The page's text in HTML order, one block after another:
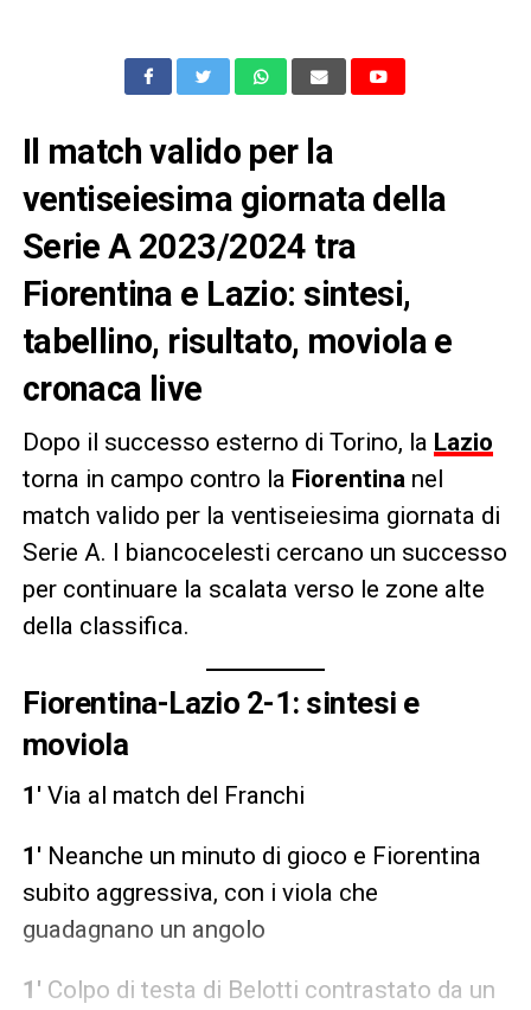
Il match valido per la
ventiseiesima giornata della
Serie A 2023/2024 tra
Fiorentina e Lazio: sintesi,
tabellino, risultato, moviola e
cronaca live
Dopo il successo esterno di Torino, la Lazio
torna in campo contro la Fiorentinanel
match valido per la ventiseiesima giornata di
Serie A. I biancocelesti cercano un successo
per continuare la scalata verso le zone alte
della classifica.
Fiorentina-Lazio 2-1: sintesi e
moviola
1′ Via al match del Franchi
1′ Neanche un minuto di gioco e Fiorentina
subito aggressiva, con i viola che
guadagnano un angolo
1′ Colpo di testa di Belotti contrastato da un